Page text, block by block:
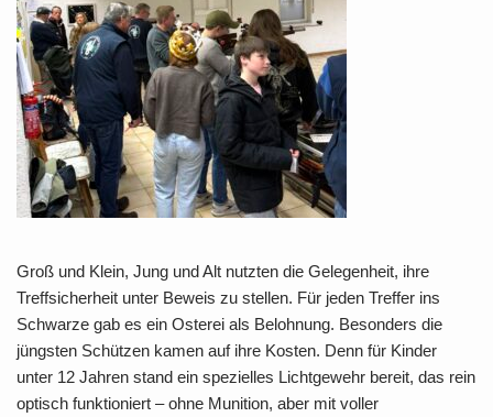
Groß und Klein, Jung und Alt nutzten die Gelegenheit, ihre
Treffsicherheit unter Beweis zu stellen. Für jeden Treffer ins
Schwarze gab es ein Osterei als Belohnung. Besonders die
jüngsten Schützen kamen auf ihre Kosten. Denn für Kinder
unter 12 Jahren stand ein spezielles Lichtgewehr bereit, das rein
optisch funktioniert – ohne Munition, aber mit voller